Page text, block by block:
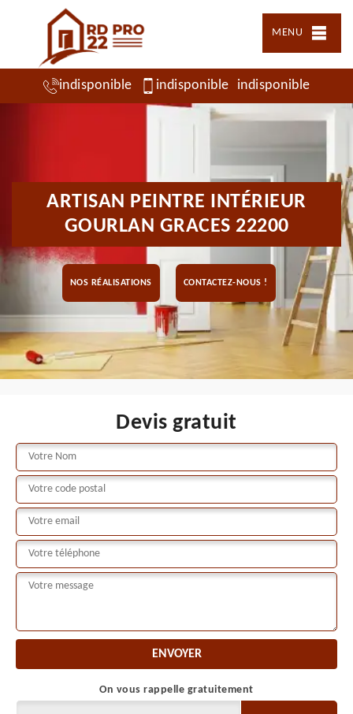
MENU
indisponible indisponible indisponible
ARTISAN PEINTRE INTÉRIEUR
GOURLAN GRACES 22200
NOS RÉALISATIONS CONTACTEZ-NOUS !
Devis gratuit
On vous rappelle gratuitement